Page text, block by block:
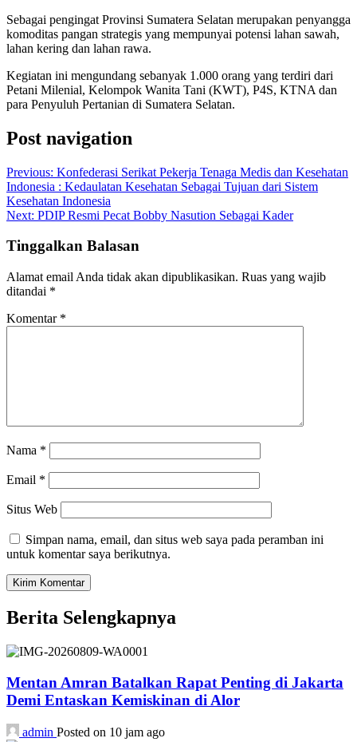
Sebagai pengingat Provinsi Sumatera Selatan merupakan penyangga
komoditas pangan strategis yang mempunyai potensi lahan sawah,
lahan kering dan lahan rawa.
Kegiatan ini mengundang sebanyak 1.000 orang yang terdiri dari
Petani Milenial, Kelompok Wanita Tani (KWT), P4S, KTNA dan
para Penyuluh Pertanian di Sumatera Selatan.
Post navigation
Previous: Konfederasi Serikat Pekerja Tenaga Medis dan Kesehatan
Indonesia : Kedaulatan Kesehatan Sebagai Tujuan dari Sistem
Kesehatan Indonesia
Next: PDIP Resmi Pecat Bobby Nasution Sebagai Kader
Tinggalkan Balasan
Alamat email Anda tidak akan dipublikasikan. Ruas yang wajib
ditandai *
Komentar *
Nama *
Email *
Situs Web
Simpan nama, email, dan situs web saya pada peramban ini
untuk komentar saya berikutnya.
Berita Selengkapnya
Mentan Amran Batalkan Rapat Penting di Jakarta
Demi Entaskan Kemiskinan di Alor
admin Posted on 10 jam ago